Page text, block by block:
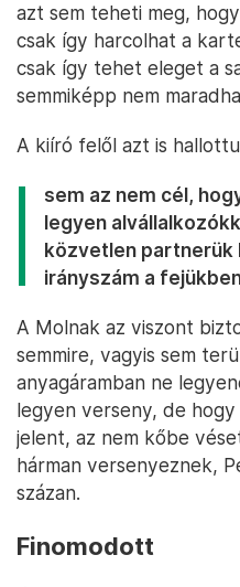
azt sem teheti meg,
csak így harcolhat a
csak így tehet eleget a
semmiképp nem
A kiíró felől azt is
sem az nem cél,
legyen
közvetlen partnerük
irányszám a
A Molnak az viszont
semmire, vagyis sem
anyagáramban ne
legyen verseny, de
jelent, az nem kőbe
hárman versenyeznek,
százan.
Finomodott